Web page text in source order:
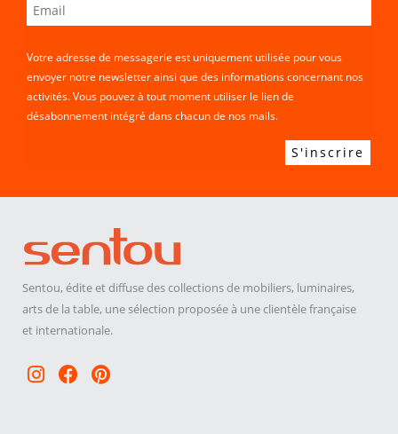
Votre adresse de messagerie est uniquement utilisée pour vous
envoyer notre newsletter ainsi que des informations concernant nos
activités. Vous pouvez à tout moment utiliser le lien de
désabonnement intégré dans chacun de nos mails.
Sentou, édite et diffuse des collections de mobiliers, luminaires,
arts de la table, une sélection proposée à une clientèle française
et internationale.
Instagram
Facebook
Pinterest